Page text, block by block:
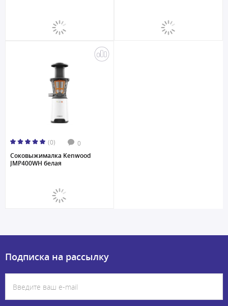
(0) 0
Соковыжималкa Kenwood
JMP400WH белая
Подписка на рассылку